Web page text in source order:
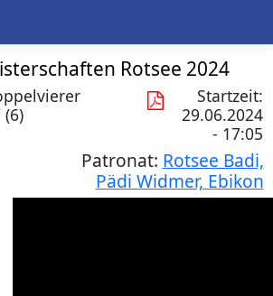
Rotsee 2024
Startzeit:
29.06.2024
- 17:05
Patronat: Rotsee Badi,
Pädi Widmer, Ebikon